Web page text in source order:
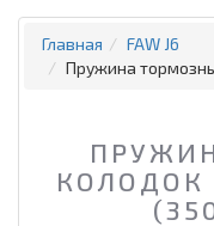
Главная
FAW J6
Пружина
КОЛОДОК